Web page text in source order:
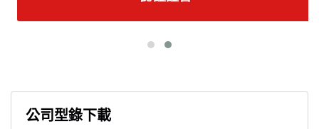
公司型錄下載